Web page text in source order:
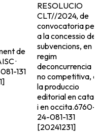
de
·
131
RESOLUCIO
CLT//2024, de
convocatoria per
a la concessio de
subvencions, en
regim
deconcurrencia
no competitiva, a
la produccio
editorial en
i en occita.6760-
24-081-131
[20241231]